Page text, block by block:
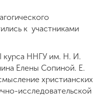
к участниками
курса ННГУ им. Н. И.
Елены Сопиной. Е.
христианских
исследовательской